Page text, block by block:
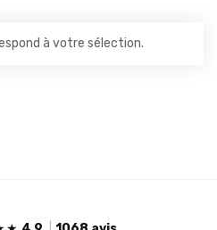
à votre sélection.